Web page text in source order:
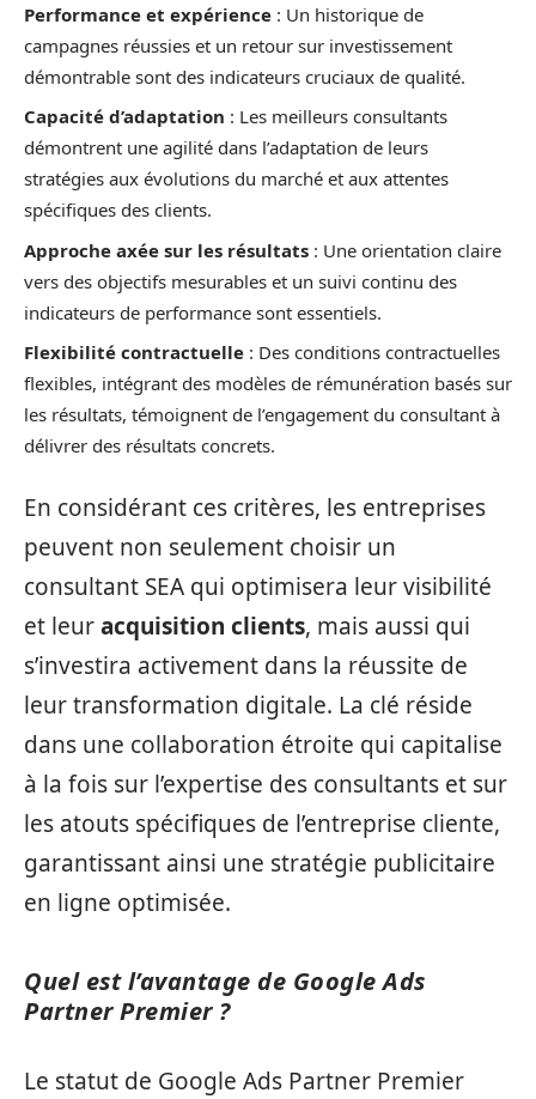
Performance et expérience : Un historique de
campagnes réussies et un retour sur investissement
démontrable sont des indicateurs cruciaux de qualité.
Capacité d’adaptation : Les meilleurs consultants
démontrent une agilité dans l’adaptation de leurs
stratégies aux évolutions du marché et aux attentes
spécifiques des clients.
Approche axée sur les résultats : Une orientation claire
vers des objectifs mesurables et un suivi continu des
indicateurs de performance sont essentiels.
Flexibilité contractuelle : Des conditions contractuelles
flexibles, intégrant des modèles de rémunération basés sur
les résultats, témoignent de l’engagement du consultant à
délivrer des résultats concrets.
En considérant ces critères, les entreprises
peuvent non seulement choisir un
consultant SEA qui optimisera leur visibilité
et leuracquisition clients, mais aussi qui
s’investira activement dans la réussite de
leur transformation digitale. La clé réside
dans une collaboration étroite qui capitalise
à la fois sur l’expertise des consultants et sur
les atouts spécifiques de l’entreprise cliente,
garantissant ainsi une stratégie publicitaire
en ligne optimisée.
Quel est l’avantage de Google Ads
Partner Premier ?
Le statut de Google Ads Partner Premier